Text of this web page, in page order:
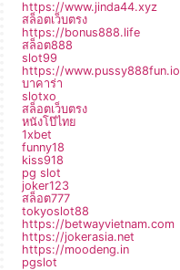
https://www.jinda44.xyz
สล็อตเว็บตรง
https://bonus888.life
สล็อต888
slot99
https://www.pussy888fun.io
บาคาร่า
slotxo
สล็อตเว็บตรง
หนังโป๊ไทย
1xbet
funny18
kiss918
pg slot
joker123
สล็อต777
tokyoslot88
https://betwayvietnam.com
https://jokerasia.net
https://moodeng.in
pgslot